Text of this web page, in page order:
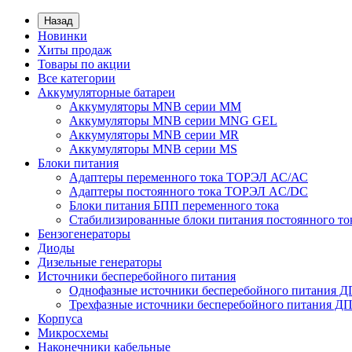
Назад
Новинки
Хиты продаж
Товары по акции
Все категории
Аккумуляторные батареи
Аккумуляторы MNB серии MM
Аккумуляторы MNB серии MNG GEL
Аккумуляторы MNB серии MR
Аккумуляторы MNB серии MS
Блоки питания
Адаптеры переменного тока ТОРЭЛ АС/АС
Адаптеры постоянного тока ТОРЭЛ AC/DC
Блоки питания БПП переменного тока
Стабилизированные блоки питания постоянного
Бензогенераторы
Диоды
Дизельные генераторы
Источники бесперебойного питания
Однофазные источники бесперебойного питания
Трехфазные источники бесперебойного питания
Корпуса
Микросхемы
Наконечники кабельные